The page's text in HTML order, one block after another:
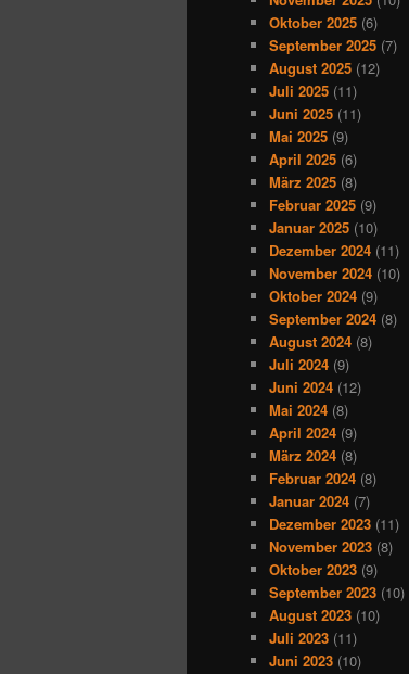
Oktober 2025 (6)
September 2025 (7)
August 2025 (12)
Juli 2025 (11)
Juni 2025 (11)
Mai 2025 (9)
April 2025 (6)
März 2025 (8)
Februar 2025 (9)
Januar 2025 (10)
Dezember 2024 (11)
November 2024 (10)
Oktober 2024 (9)
September 2024 (8)
August 2024 (8)
Juli 2024 (9)
Juni 2024 (12)
Mai 2024 (8)
April 2024 (9)
März 2024 (8)
Februar 2024 (8)
Januar 2024 (7)
Dezember 2023 (11)
November 2023 (8)
Oktober 2023 (9)
September 2023 (10)
August 2023 (10)
Juli 2023 (11)
Juni 2023 (10)